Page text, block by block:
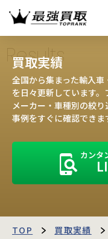
選ばれる理由
高価買取の仕組み
売却の流れ
お客様の声
運営会社
Results
買取実績
全国から集まった輸入
を日々更新しています
メーカー・車種別の絞
事例をすぐに確認できま
カンタ
TOP 買取実績